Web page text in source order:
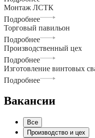
Монтаж ЛСТК
Подробнее
Торговый павильон
Подробнее
Производственный цех
Подробнее
Изготовление винтовых
Подробнее
Вакансии
Все
Производство и цех